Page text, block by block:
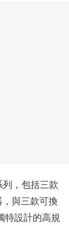
，包括三款
與三款可換
特設計的高規